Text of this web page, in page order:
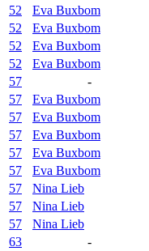
52
Eva Buxbom
52
Eva Buxbom
52
Eva Buxbom
52
Eva Buxbom
57
-
57
Eva Buxbom
57
Eva Buxbom
57
Eva Buxbom
57
Eva Buxbom
57
Eva Buxbom
57
Nina Lieb
57
Nina Lieb
57
Nina Lieb
63
-